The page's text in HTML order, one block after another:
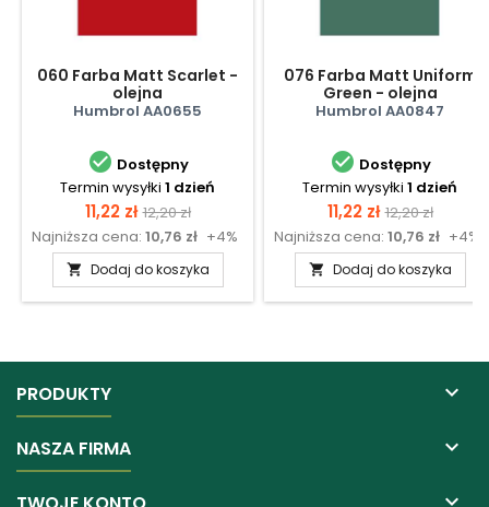
060 Farba Matt Scarlet -
olejna
Humbrol AA0655
 Dostępny
Termin wysyłki 1 dzień
Cena
11,22 zł Cena
podstawowa
12,20 zł
Najniższa cena: 10,76 zł +4%
 Dodaj do koszyka
076 Farba Matt Uniform
Green - olejna
Humbrol AA0847
 Dostępny
Termin wysyłki 1 dzień
Cena
11,22 zł Cena
podstawowa
12,20 zł
Najniższa cena: 10,76 zł +4%
 Dodaj do koszyka
PRODUKTY 
NASZA FIRMA 
